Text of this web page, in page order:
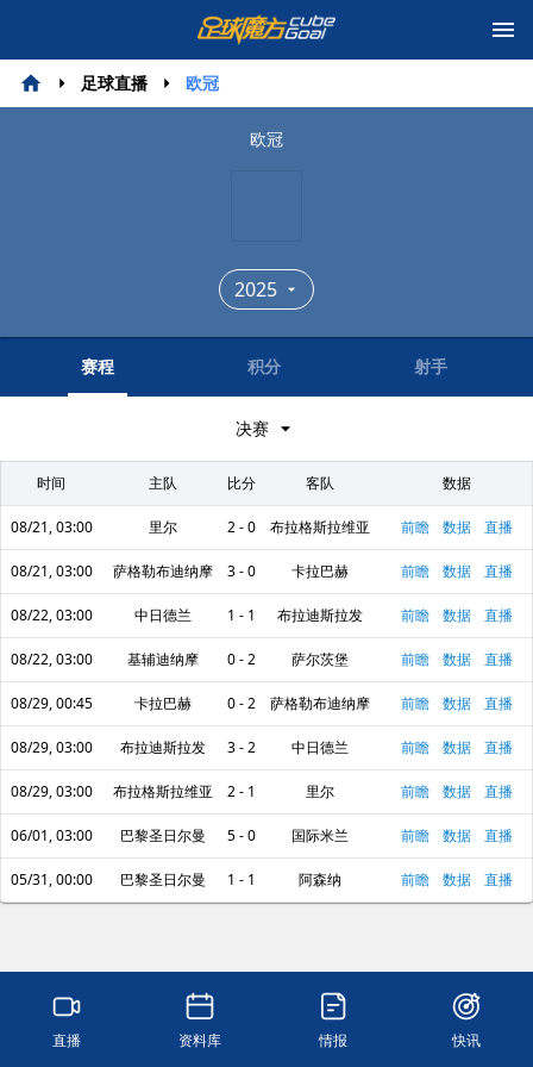
足球直播 欧冠
欧冠
2025
赛程 积分 射手
决赛
时间 主队 比分 客队 数据
08/21, 03:00 里尔 2 - 0 布拉格斯拉维亚 前瞻 数据 直播
08/21, 03:00 萨格勒布迪纳摩 3 - 0 卡拉巴赫 前瞻 数据 直播
08/22, 03:00 中日德兰 1 - 1 布拉迪斯拉发 前瞻 数据 直播
08/22, 03:00 基辅迪纳摩 0 - 2 萨尔茨堡 前瞻 数据 直播
08/29, 00:45 卡拉巴赫 0 - 2 萨格勒布迪纳摩 前瞻 数据 直播
08/29, 03:00 布拉迪斯拉发 3 - 2 中日德兰 前瞻 数据 直播
08/29, 03:00 布拉格斯拉维亚 2 - 1 里尔 前瞻 数据 直播
06/01, 03:00 巴黎圣日尔曼 5 - 0 国际米兰 前瞻 数据 直播
05/31, 00:00 巴黎圣日尔曼 1 - 1 阿森纳 前瞻 数据 直播
直播 资料库 情报 快讯